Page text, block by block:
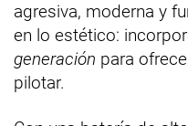
agresiva, moderna y
en lo estético:
generación para
pilotar.